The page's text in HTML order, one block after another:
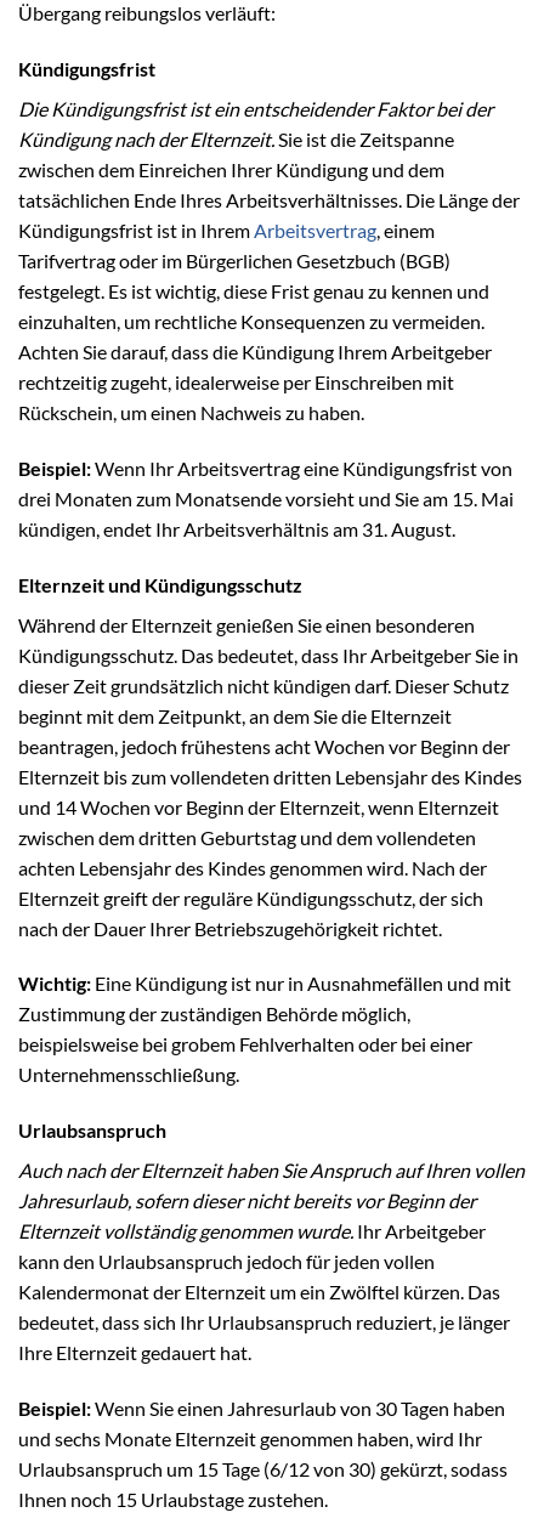
Übergang reibungslos verläuft:
Kündigungsfrist
Die Kündigungsfrist ist ein entscheidender Faktor bei der
Kündigung nach der Elternzeit.Sie ist die Zeitspanne
zwischen dem Einreichen Ihrer Kündigung und dem
tatsächlichen Ende Ihres Arbeitsverhältnisses. Die Länge der
Kündigungsfrist ist in IhremArbeitsvertrag, einem
Tarifvertrag oder im Bürgerlichen Gesetzbuch (BGB)
festgelegt. Es ist wichtig, diese Frist genau zu kennen und
einzuhalten, um rechtliche Konsequenzen zu vermeiden.
Achten Sie darauf, dass die Kündigung Ihrem Arbeitgeber
rechtzeitig zugeht, idealerweise per Einschreiben mit
Rückschein, um einen Nachweis zu haben.
Beispiel:Wenn Ihr Arbeitsvertrag eine Kündigungsfrist von
drei Monaten zum Monatsende vorsieht und Sie am 15. Mai
kündigen, endet Ihr Arbeitsverhältnis am 31. August.
Elternzeit und Kündigungsschutz
Während der Elternzeit genießen Sie einen besonderen
Kündigungsschutz. Das bedeutet, dass Ihr Arbeitgeber Sie in
dieser Zeit grundsätzlich nicht kündigen darf. Dieser Schutz
beginnt mit dem Zeitpunkt, an dem Sie die Elternzeit
beantragen, jedoch frühestens acht Wochen vor Beginn der
Elternzeit bis zum vollendeten dritten Lebensjahr des Kindes
und 14 Wochen vor Beginn der Elternzeit, wenn Elternzeit
zwischen dem dritten Geburtstag und dem vollendeten
achten Lebensjahr des Kindes genommen wird. Nach der
Elternzeit greift der reguläre Kündigungsschutz, der sich
nach der Dauer Ihrer Betriebszugehörigkeit richtet.
Wichtig: Eine Kündigung ist nur in Ausnahmefällen und mit
Zustimmung der zuständigen Behörde möglich,
beispielsweise bei grobem Fehlverhalten oder bei einer
Unternehmensschließung.
Urlaubsanspruch
Auch nach der Elternzeit haben Sie Anspruch auf Ihren vollen
Jahresurlaub, sofern dieser nicht bereits vor Beginn der
Elternzeit vollständig genommen wurde. Ihr Arbeitgeber
kann den Urlaubsanspruch jedoch für jeden vollen
Kalendermonat der Elternzeit um ein Zwölftel kürzen. Das
bedeutet, dass sich Ihr Urlaubsanspruch reduziert, je länger
Ihre Elternzeit gedauert hat.
Beispiel:Wenn Sie einen Jahresurlaub von 30 Tagen haben
und sechs Monate Elternzeit genommen haben, wird Ihr
Urlaubsanspruch um 15 Tage (6/12 von 30) gekürzt, sodass
Ihnen noch 15 Urlaubstage zustehen.